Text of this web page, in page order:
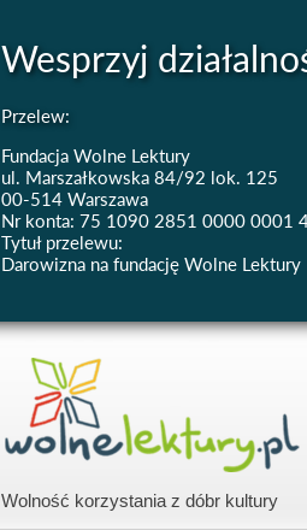
Wesprzyj
Przelew:
Fundacja Wolne Lektury
ul. Marszałkowska 84/92 lok. 125
00-514 Warszawa
Nr konta: 75 1090 2851 0000 0001
Tytuł przelewu:
Darowizna na fundację Wolne Lektury
Wolność korzystania z dóbr kultury